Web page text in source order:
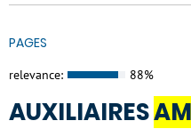
PAGES
relevance: 88%
AUXILIAIRES